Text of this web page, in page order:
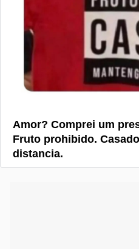
Amor? Comprei um
Fruto prohibido.
distancia.